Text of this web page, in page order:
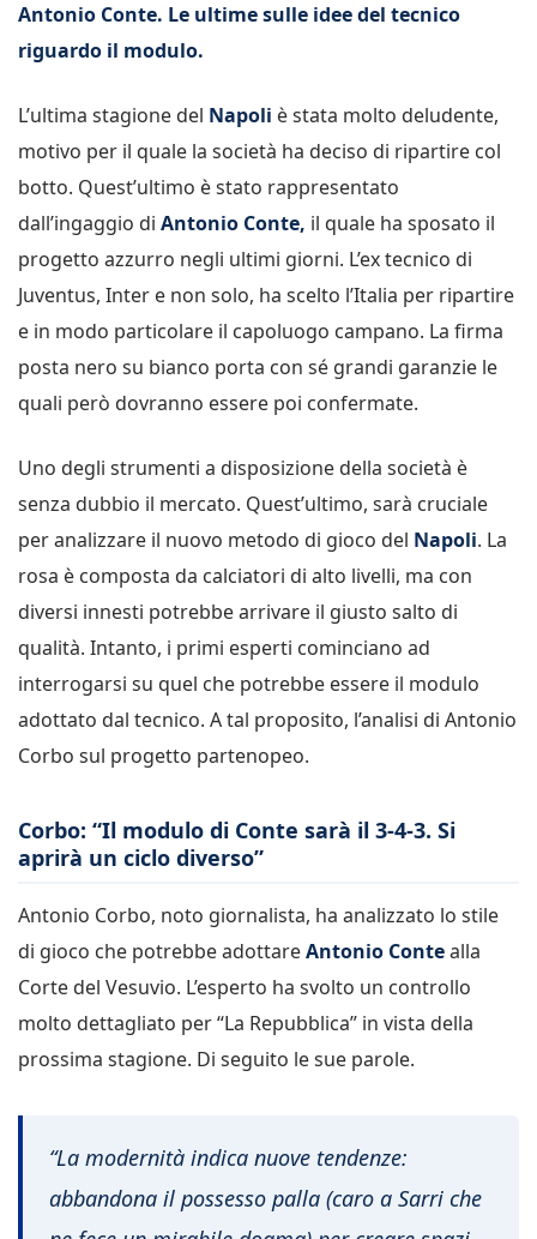
Antonio Conte. Le ultime sulle idee del tecnico
riguardo il modulo.
L’ultima stagione del Napoli è stata molto deludente,
motivo per il quale la società ha deciso di ripartire col
botto. Quest’ultimo è stato rappresentato
dall’ingaggio di Antonio Conte, il quale ha sposato il
progetto azzurro negli ultimi giorni. L’ex tecnico di
Juventus, Inter e non solo, ha scelto l’Italia per ripartire
e in modo particolare il capoluogo campano. La firma
posta nero su bianco porta con sé grandi garanzie le
quali però dovranno essere poi confermate.
Uno degli strumenti a disposizione della società è
senza dubbio il mercato. Quest’ultimo, sarà cruciale
per analizzare il nuovo metodo di gioco del Napoli. La
rosa è composta da calciatori di alto livelli, ma con
diversi innesti potrebbe arrivare il giusto salto di
qualità. Intanto, i primi esperti cominciano ad
interrogarsi su quel che potrebbe essere il modulo
adottato dal tecnico. A tal proposito, l’analisi di Antonio
Corbo sul progetto partenopeo.
Corbo: “Il modulo di Conte sarà il 3-4-3. Si
aprirà un ciclo diverso”
Antonio Corbo, noto giornalista, ha analizzato lo stile
di gioco che potrebbe adottareAntonio Contealla
Corte del Vesuvio. L’esperto ha svolto un controllo
molto dettagliato per “La Repubblica” in vista della
prossima stagione. Di seguito le sue parole.
“La modernità indica nuove tendenze:
abbandona il possesso palla (caro a Sarri che